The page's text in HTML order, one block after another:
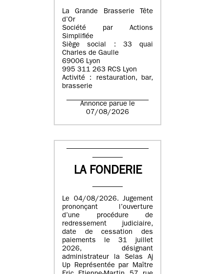
La Grande Brasserie Tête
d’Or
Société par Actions
Simplifiée
Siège social : 33 quai
Charles de Gaulle
69006 Lyon
995 311 263 RCS Lyon
Activité : restauration, bar,
brasserie
Annonce parue le
07/08/2026
LA FONDERIE
Le 04/08/2026. Jugement
prononçant l’ouverture
d’une procédure de
redressement judiciaire,
date de cessation des
paiements le 31 juillet
2026, désignant
administrateur la Selas Aj
Up Représentée par Maître